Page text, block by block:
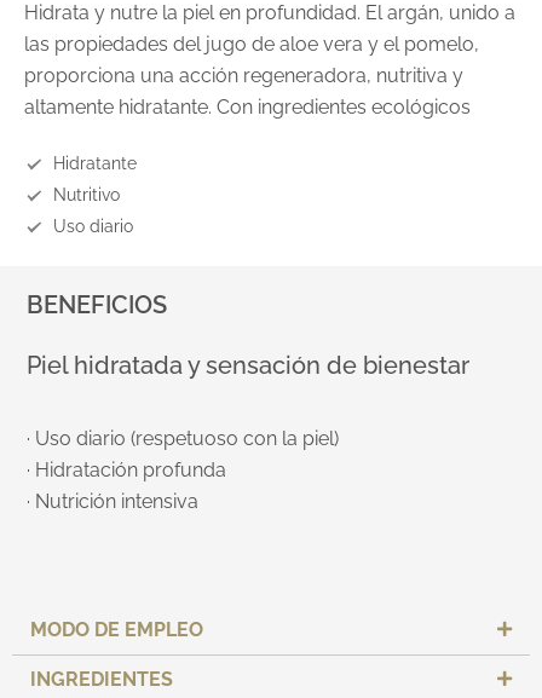
Hidrata y nutre la piel en profundidad. El argán, unido a
las propiedades del jugo de aloe vera y el pomelo,
proporciona una acción regeneradora, nutritiva y
altamente hidratante. Con ingredientes ecológicos
Hidratante
Nutritivo
Uso diario
BENEFICIOS
Piel hidratada y sensación de bienestar
· Uso diario (respetuoso con la piel)
· Hidratación profunda
· Nutrición intensiva
MODO DE EMPLEO
INGREDIENTES